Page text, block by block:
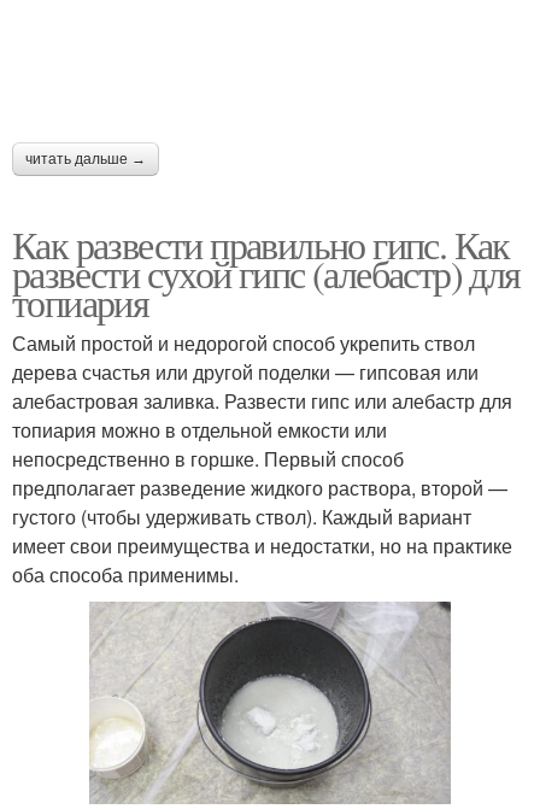
читать дальше →
Как развести правильно гипс. Как
развести сухой гипс (алебастр) для
топиария
Самый простой и недорогой способ укрепить ствол
дерева счастья или другой поделки — гипсовая или
алебастровая заливка. Развести гипс или алебастр для
топиария можно в отдельной емкости или
непосредственно в горшке. Первый способ
предполагает разведение жидкого раствора, второй —
густого (чтобы удерживать ствол). Каждый вариант
имеет свои преимущества и недостатки, но на практике
оба способа применимы.